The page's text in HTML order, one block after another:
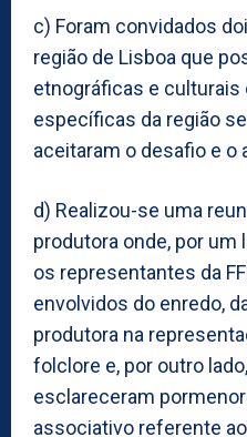
c) Foram convidados
região de Lisboa que
etnográficas e
específicas da região
aceitaram o desafio e o
d) Realizou-se uma
produtora onde, por um
os representantes da
envolvidos do enredo,
produtora na
folclore e, por outro
esclareceram
associativo referente